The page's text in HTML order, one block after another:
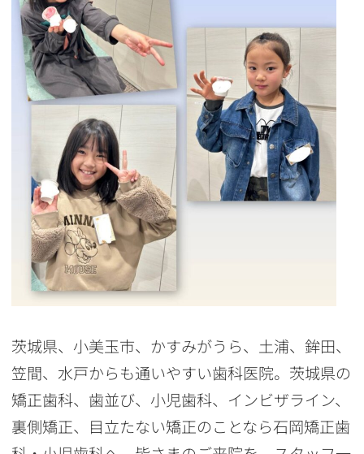
茨城県、小美玉市、かすみがうら、土浦、鉾田、
笠間、水戸からも通いやすい歯科医院。茨城県の
矯正歯科、歯並び、小児歯科、インビザライン、
裏側矯正、目立たない矯正のことなら石岡矯正歯